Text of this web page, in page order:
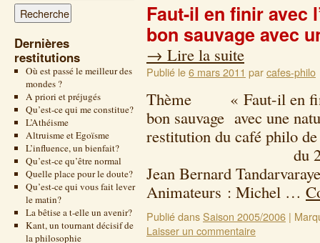
Dernières
restitutions
Où est passé le meilleur des
mondes ?
A priori et préjugés
Qu’est-ce qui me constitue?
L’Athéisme
Altruisme et Egoïsme
L’influence, un bienfait?
Qu’est-ce qu’être normal
Quelle place pour le doute?
Qu’est-ce qui vous fait lever
le matin?
La bêtise a t-elle un avenir?
Kant, un tournant décisif de
la philosophie
Faut-il en finir avec
bon sauvage avec
→ Lire la suite
Publié le6 mars 2011 parcafes-philo
Thème « Faut-il en finir
bon sauvage avec une
restitution du café philo
du 28
Jean Bernard
Animateurs : Michel …
Publié dansSaison 2005/2006 |
Laisser un commentaire